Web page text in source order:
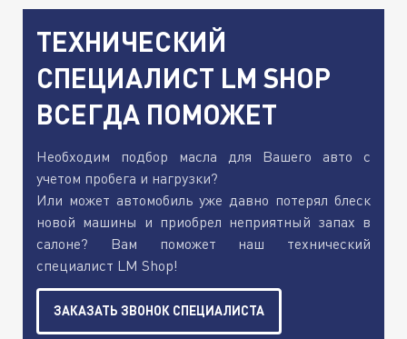
ТЕХНИЧЕСКИЙ
СПЕЦИАЛИСТ LM SHOP
ВСЕГДА ПОМОЖЕТ
Необходим подбор масла для Вашего авто с
учетом пробега и нагрузки?
Или может автомобиль уже давно потерял блеск
новой машины и приобрел неприятный запах в
салоне? Вам поможет наш технический
специалист LM Shop!
ЗАКАЗАТЬ ЗВОНОК СПЕЦИАЛИСТА